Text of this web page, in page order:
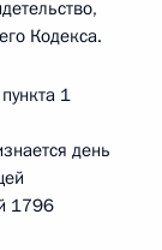
Кодекса.
1
день
1796